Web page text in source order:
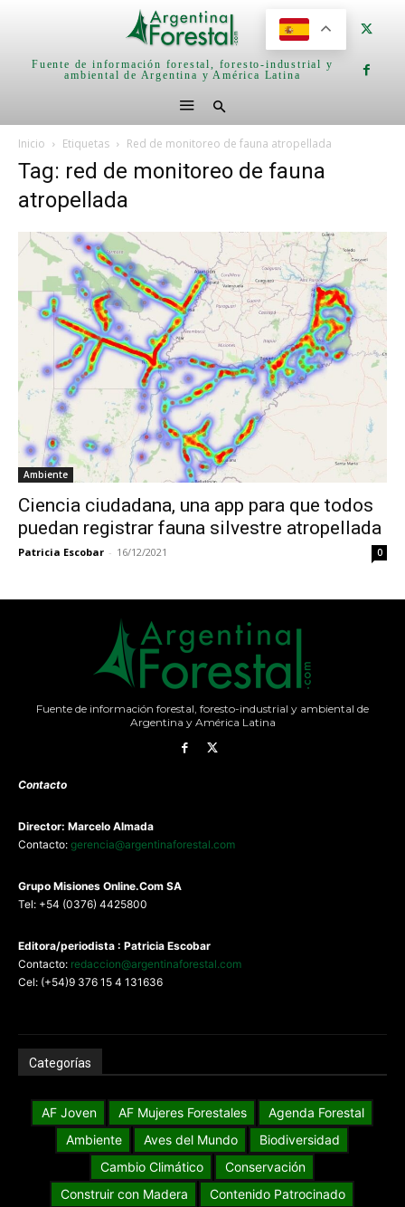
Fuente de información forestal, foresto-industrial y
ambiental de Argentina y América Latina
Inicio Etiquetas Red de monitoreo de fauna atropellada
Tag: red de monitoreo de fauna
atropellada
Ambiente
Ciencia ciudadana, una app para que todos
puedan registrar fauna silvestre atropellada
Patricia Escobar - 16/12/2021 0
Fuente de información forestal, foresto-industrial y ambiental de
Argentina y América Latina
Contacto
Director: Marcelo Almada
Contacto: gerencia@argentinaforestal.com
Grupo Misiones Online.Com SA
Tel: +54 (0376) 4425800
Editora/periodista : Patricia Escobar
Contacto: redaccion@argentinaforestal.com
Cel: (+54)9 376 15 4 131636
Categorías
AF Joven AF Mujeres Forestales
Agenda Forestal
Ambiente
Aves del Mundo
Biodiversidad
Cambio Climático
Conservación
Construir con Madera
Contenido Patrocinado